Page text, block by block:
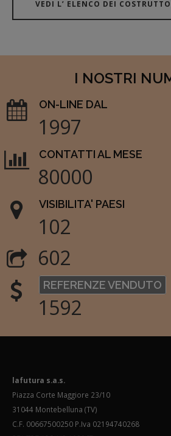
VEDI L’ ELENCO DEI
I NOSTRI
ON-LINE DAL
1997
CONTATTI AL MESE
80000
VISIBILITA' PAESI
102
602
REFERENZE VENDUTO
1592
lafutura s.a.s.
Piazza Corte Maggiore 23/10
31044 Montebelluna (TV)
C.F. 00667500250 P.Iva 02194740268